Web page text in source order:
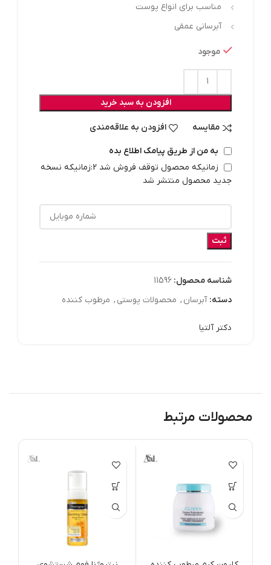
مناسب برای انواع پوست
آبرسانی عمقی
موجود
افزودن به سبد خرید
مقایسه افزودن به علاقه‌مندی
به من از طریق پیامک اطلاع بده
زمانیکه محصول توقف فروش شد 2:زمانیکه نسخه
جدید محصول منتشر شد
ثبت
شناسه محصول: 11596
دسته: آبرسان , محصولات پوستی , مرطوب کننده
دکتر آلتیا
محصولات مرتبط